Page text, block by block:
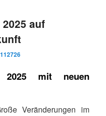
auf
112726
2025 mit neuen
Veränderungen im